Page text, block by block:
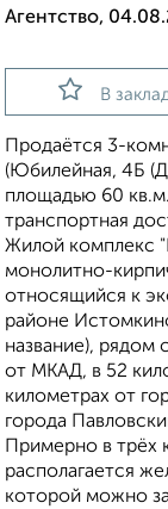
Агентство,
В
Продаётся 3-
(Юбилейная, 4Б
площадью 60
транспортная
Жилой комплекс
монолитно-
относящийся к
районе
название), рядом
от МКАД, в 52
километрах от
города
Примерно в
располагается
которой можно